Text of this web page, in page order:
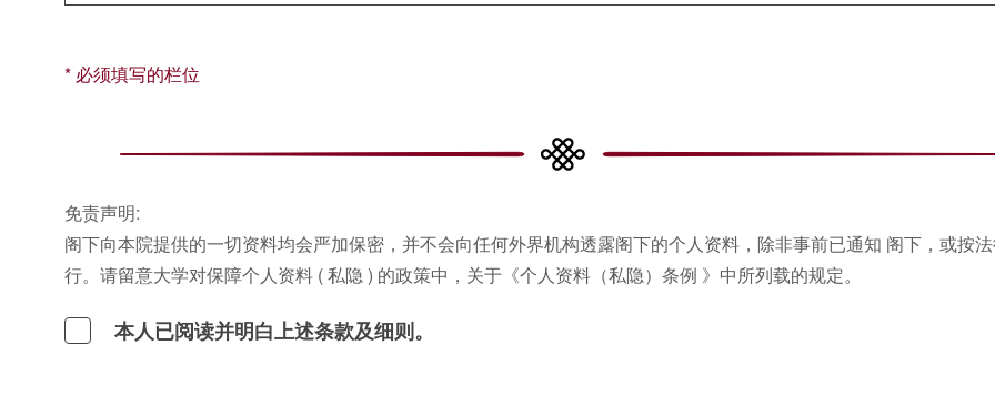
* 必须填写的栏位
免责声明:
阁下向本院提供的一切资料均会严加保密，并不会向任何外界机构透露阁下的个人资料，除非事前已通知 阁下，或按
行。请留意大学对保障个人资料 ( 私隐 ) 的政策中，关于《个人资料（私隐）条例 》中所列载的规定。
本人已阅读并明白上述条款及细则。